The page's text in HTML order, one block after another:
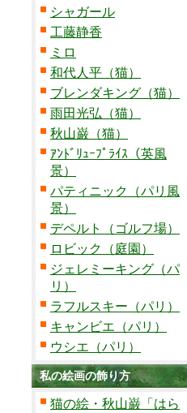
シャガール
工藤静香
ミロ
和代人平（猫）
ブレンダキング（猫）
雨田光弘（猫）
秋山巌（猫）
ｱﾝﾄﾞﾘｭｰﾌﾟﾗｲｽ（英風
景）
パティニック（パリ風
景）
デペルト（ゴルフ場）
ロビック（庭園）
ジェレミーキング（パ
リ）
ラフルスキー（パリ）
キャンビエ（パリ）
ウシエ（パリ）
私の絵画の飾り方
猫の絵・秋山巌「はら